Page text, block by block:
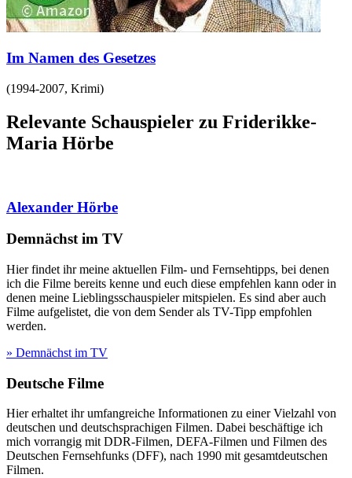
Im Namen des Gesetzes
(1994-2007, Krimi)
Relevante Schauspieler zu Friderikke-
Maria Hörbe
Alexander Hörbe
Demnächst im TV
Hier findet ihr meine aktuellen Film- und Fernsehtipps, bei denen
ich die Filme bereits kenne und euch diese empfehlen kann oder in
denen meine Lieblingsschauspieler mitspielen. Es sind aber auch
Filme aufgelistet, die von dem Sender als TV-Tipp empfohlen
werden.
» Demnächst im TV
Deutsche Filme
Hier erhaltet ihr umfangreiche Informationen zu einer Vielzahl von
deutschen und deutschsprachigen Filmen. Dabei beschäftige ich
mich vorrangig mit DDR-Filmen, DEFA-Filmen und Filmen des
Deutschen Fernsehfunks (DFF), nach 1990 mit gesamtdeutschen
Filmen.